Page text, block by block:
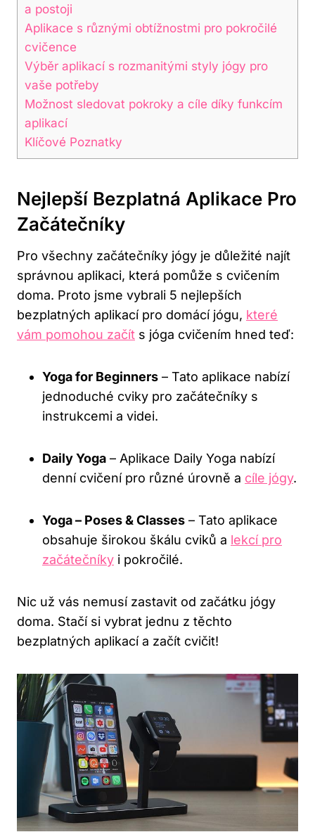
a postoji
Aplikace s různými obtížnostmi pro pokročilé
cvičence
Výběr aplikací s rozmanitými styly jógy pro
vaše potřeby
Možnost sledovat pokroky a cíle díky funkcím
aplikací
Klíčové Poznatky
Nejlepší Bezplatná Aplikace Pro
Začátečníky
Pro všechny začátečníky jógy je důležité najít
správnou aplikaci, která pomůže s cvičením
doma. Proto jsme vybrali 5 nejlepších
bezplatných aplikací pro domácí jógu, které
vám pomohou začít s jóga cvičením hned teď:
Yoga for Beginners – Tato aplikace nabízí
jednoduché cviky pro začátečníky s
instrukcemi a videi.
Daily Yoga – Aplikace Daily Yoga nabízí
denní cvičení pro různé úrovně a cíle jógy.
Yoga – Poses & Classes – Tato aplikace
obsahuje širokou škálu cviků a lekcí pro
začátečníky i pokročilé.
Nic už vás nemusí zastavit od začátku jógy
doma. Stačí si vybrat jednu z těchto
bezplatných aplikací a začít cvičit!